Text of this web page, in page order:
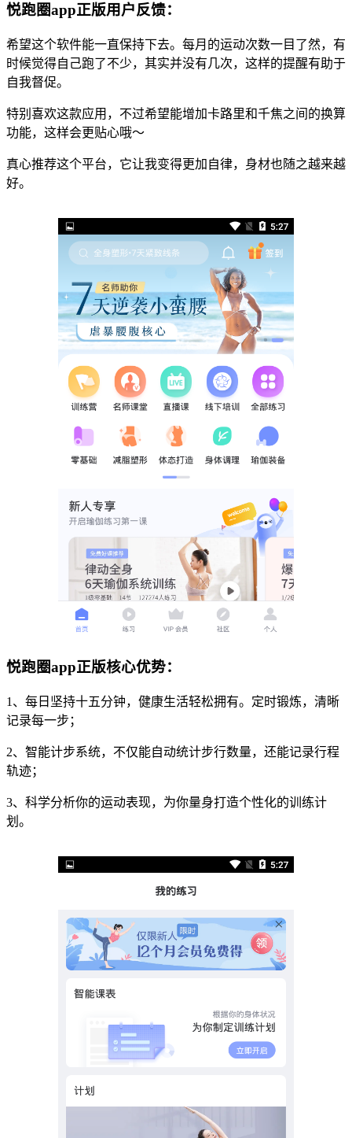
悦跑圈app正版用户反馈：
希望这个软件能一直保持下去。每月的运动次数一目了然，有
时候觉得自己跑了不少，其实并没有几次，这样的提醒有助于
自我督促。
特别喜欢这款应用，不过希望能增加卡路里和千焦之间的换算
功能，这样会更贴心哦～
真心推荐这个平台，它让我变得更加自律，身材也随之越来越
好。
悦跑圈app正版核心优势：
1、每日坚持十五分钟，健康生活轻松拥有。定时锻炼，清晰
记录每一步；
2、智能计步系统，不仅能自动统计步行数量，还能记录行程
轨迹；
3、科学分析你的运动表现，为你量身打造个性化的训练计
划。